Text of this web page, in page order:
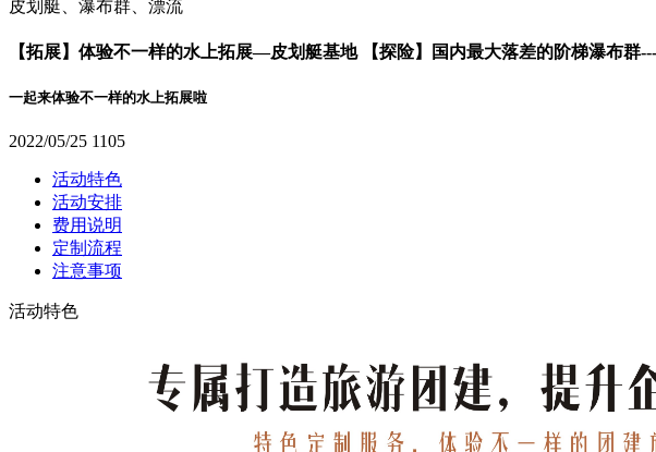
皮划艇、瀑布群、漂流
【拓展】体验不一样的水上拓展—皮划艇基地 【探险】国内最大落差的阶梯瀑布群
一起来体验不一样的水上拓展啦
2022/05/25 1105
活动特色
活动安排
费用说明
定制流程
注意事项
活动特色